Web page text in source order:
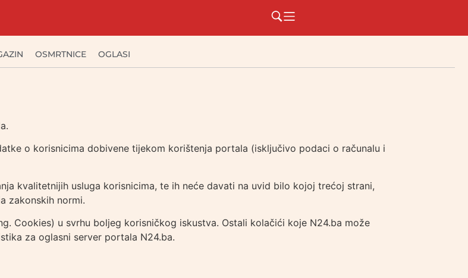
OSMRTNICE OGLASI
o korisnicima dobivene tijekom korištenja portala (isključivo podaci o računalu i
kvalitetnijih usluga korisnicima, te ih neće davati na uvid bilo kojoj trećoj strani,
zakonskih normi.
Cookies) u svrhu boljeg korisničkog iskustva. Ostali kolačići koje N24.ba može
za oglasni server portala N24.ba.